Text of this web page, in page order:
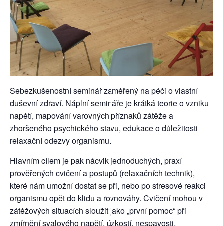
Sebezkušenostní seminář zaměřený na péči o vlastní
duševní zdraví. Náplní semináře je krátká teorie o vzniku
napětí, mapování varovných příznaků zátěže a
zhoršeného psychického stavu, edukace o důležitosti
relaxační odezvy organismu.
Hlavním cílem je pak nácvik jednoduchých, praxí
prověřených cvičení a postupů (relaxačních technik),
které nám umožní dostat se při, nebo po stresové reakci
organismu opět do klidu a rovnováhy. Cvičení mohou v
zátěžových situacích sloužit jako „první pomoc“ při
zmírnění svalového napětí, úzkostí, nespavosti,